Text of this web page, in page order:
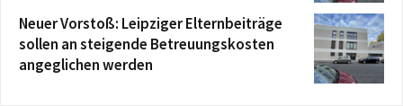
Neuer Vorstoß: Leipziger Elternbeiträge
sollen an steigende Betreuungskosten
angeglichen werden